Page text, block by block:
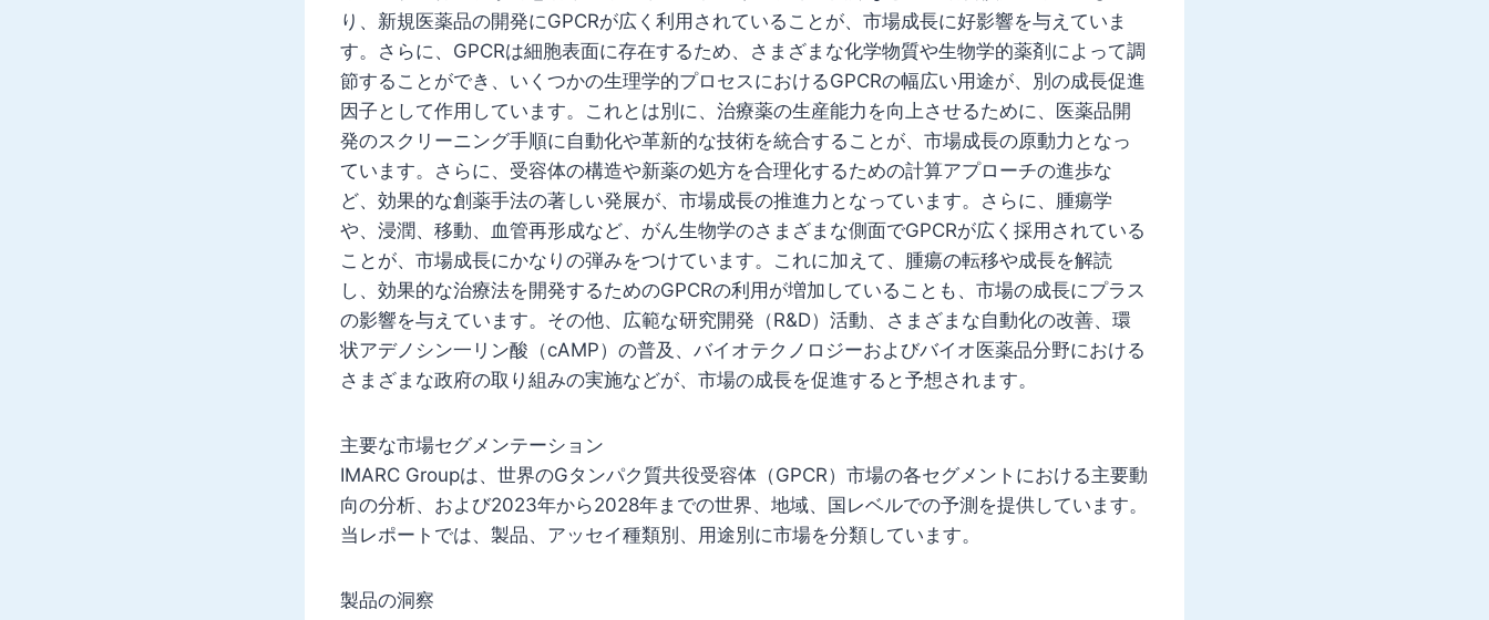
り、新規医薬品の開発にGPCRが広く利用されていることが、市場成長に好影響を与えていま
す。さらに、GPCRは細胞表面に存在するため、さまざまな化学物質や生物学的薬剤によって調
節することができ、いくつかの生理学的プロセスにおけるGPCRの幅広い用途が、別の成長促進
因子として作用しています。これとは別に、治療薬の生産能力を向上させるために、医薬品開
発のスクリーニング手順に自動化や革新的な技術を統合することが、市場成長の原動力となっ
ています。さらに、受容体の構造や新薬の処方を合理化するための計算アプローチの進歩な
ど、効果的な創薬手法の著しい発展が、市場成長の推進力となっています。さらに、腫瘍学
や、浸潤、移動、血管再形成など、がん生物学のさまざまな側面でGPCRが広く採用されている
ことが、市場成長にかなりの弾みをつけています。これに加えて、腫瘍の転移や成長を解読
し、効果的な治療法を開発するためのGPCRの利用が増加していることも、市場の成長にプラス
の影響を与えています。その他、広範な研究開発（R&D）活動、さまざまな自動化の改善、環
状アデノシン一リン酸（cAMP）の普及、バイオテクノロジーおよびバイオ医薬品分野における
さまざまな政府の取り組みの実施などが、市場の成長を促進すると予想されます。
主要な市場セグメンテーション
IMARC Groupは、世界のGタンパク質共役受容体（GPCR）市場の各セグメントにおける主要動
向の分析、および2023年から2028年までの世界、地域、国レベルでの予測を提供しています。
当レポートでは、製品、アッセイ種類別、用途別に市場を分類しています。
製品の洞察